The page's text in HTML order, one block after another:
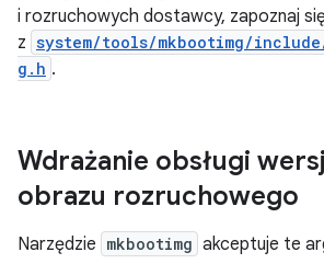
i rozruchowych dostawcy, zapoznaj
z system/tools/mkbootimg/
g.h .
Wdrażanie obsługi
obrazu rozruchowego
Narzędzie mkbootimg akceptuje te